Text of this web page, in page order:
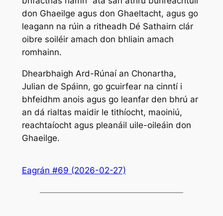
don Ghaeilge agus don Ghaeltacht, agus go
leagann na rúin a ritheadh Dé Sathairn clár
oibre soiléir amach don bhliain amach
romhainn.
Dhearbhaigh Ard-Rúnaí an Chonartha,
Julian de Spáinn, go gcuirfear na cinntí i
bhfeidhm anois agus go leanfar den bhrú ar
an dá rialtas maidir le tithíocht, maoiniú,
reachtaíocht agus pleanáil uile-oileáin don
Ghaeilge.
Eagrán #69 (2026-02-27)